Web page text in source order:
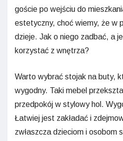
goście po wejściu do
estetyczny, choć wiemy, że w
dzieje. Jak o niego zadbać, a
korzystać z wnętrza?
Warto wybrać stojak na buty,
wygodny. Taki mebel
przedpokój w stylowy hol.
Łatwiej jest zakładać i
zwłaszcza dzieciom i osobom